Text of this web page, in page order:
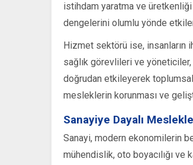
istihdam yaratma ve
dengelerini olumlu yönde
Hizmet sektörü ise, insanların
sağlık görevlileri ve
doğrudan etkileyerek toplumsal
mesleklerin korunması ve
Sanayiye Dayalı
Sanayi, modern ekonomilerin
mühendislik, oto boyacılığı